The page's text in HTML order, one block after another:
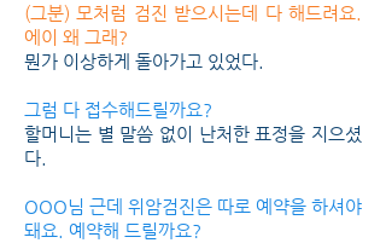
(그분) 모처럼 검진 받으시는데 다 해드려요.
에이 왜 그래?
뭔가 이상하게 돌아가고 있었다.
그럼 다 접수해드릴까요?
할머니는 별 말씀 없이 난처한 표정을 지으셨
다.
OOO님 근데 위암검진은 따로 예약을 하셔야
돼요. 예약해 드릴까요?